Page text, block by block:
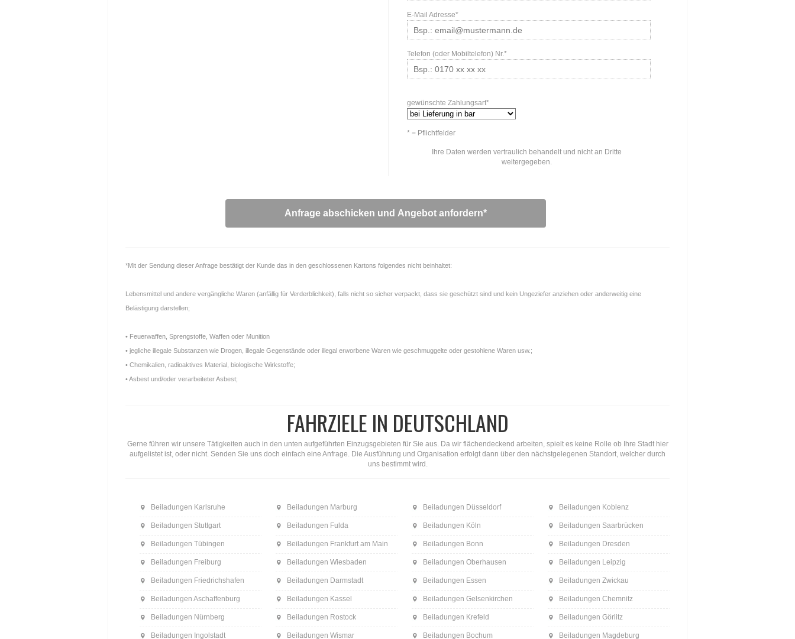
E-Mail Adresse*
Telefon (oder Mobiltelefon) Nr.*
gewünschte Zahlungsart*
* = Pflichtfelder
Ihre Daten werden vertraulich behandelt und nicht an Dritte
weitergegeben.
*Mit der Sendung dieser Anfrage bestätigt der Kunde das in den geschlossenen Kartons folgendes nicht beinhaltet:
Lebensmittel und andere vergängliche Waren (anfällig für Verderblichkeit), falls nicht so sicher verpackt, dass sie geschützt sind und kein Ungeziefer anziehen oder anderweitig eine
Belästigung darstellen;
• Feuerwaffen, Sprengstoffe, Waffen oder Munition
• jegliche illegale Substanzen wie Drogen, illegale Gegenstände oder illegal erworbene Waren wie geschmuggelte oder gestohlene Waren usw.;
• Chemikalien, radioaktives Material, biologische Wirkstoffe;
• Asbest und/oder verarbeiteter Asbest;
FAHRZIELE IN DEUTSCHLAND
Gerne führen wir unsere Tätigkeiten auch in den unten aufgeführten Einzugsgebieten für Sie aus. Da wir flächendeckend arbeiten, spielt es keine Rolle ob Ihre Stadt hier
aufgelistet ist, oder nicht. Senden Sie uns doch einfach eine Anfrage. Die Ausführung und Organisation erfolgt dann über den nächstgelegenen Standort, welcher durch
uns bestimmt wird.
Beiladungen Karlsruhe
Beiladungen Stuttgart
Beiladungen Tübingen
Beiladungen Freiburg
Beiladungen Friedrichshafen
Beiladungen Aschaffenburg
Beiladungen Nürnberg
Beiladungen Ingolstadt
Beiladungen Marburg
Beiladungen Fulda
Beiladungen Frankfurt am Main
Beiladungen Wiesbaden
Beiladungen Darmstadt
Beiladungen Kassel
Beiladungen Rostock
Beiladungen Wismar
Beiladungen Düsseldorf
Beiladungen Köln
Beiladungen Bonn
Beiladungen Oberhausen
Beiladungen Essen
Beiladungen Gelsenkirchen
Beiladungen Krefeld
Beiladungen Bochum
Beiladungen Koblenz
Beiladungen Saarbrücken
Beiladungen Dresden
Beiladungen Leipzig
Beiladungen Zwickau
Beiladungen Chemnitz
Beiladungen Görlitz
Beiladungen Magdeburg